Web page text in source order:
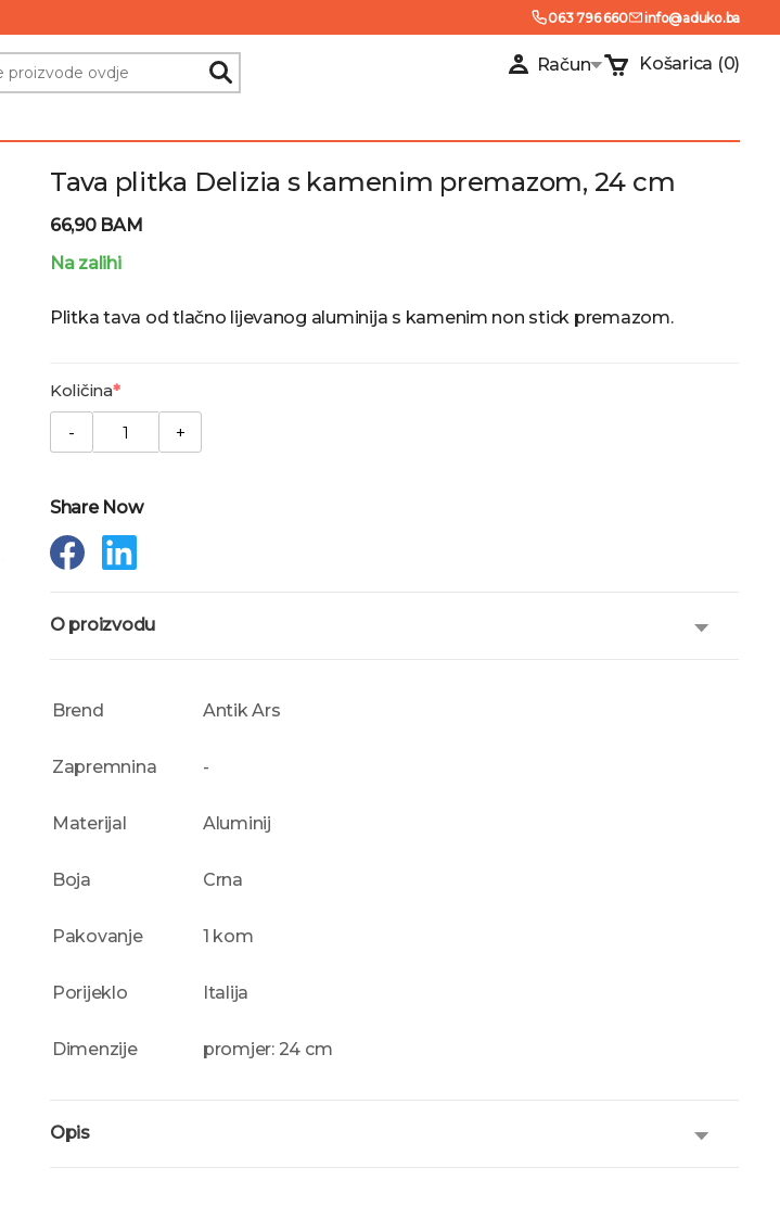
063 796 660 info@aduko.ba
Račun Košarica (0)
Tava plitka Delizia s kamenim premazom, 24 cm
66,90 BAM
Na zalihi
Plitka tava od tlačno lijevanog aluminija s kamenim non stick premazom.
Količina
- +
Share Now
O proizvodu
Brend Antik Ars
Zapremnina -
Materijal Aluminij
Boja Crna
Pakovanje 1 kom
Porijeklo Italija
Dimenzije promjer: 24 cm
Opis